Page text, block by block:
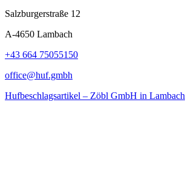
Salzburgerstraße 12
A-4650 Lambach
+43 664 75055150
office@huf.gmbh
Hufbeschlagsartikel – Zöbl GmbH in Lambach